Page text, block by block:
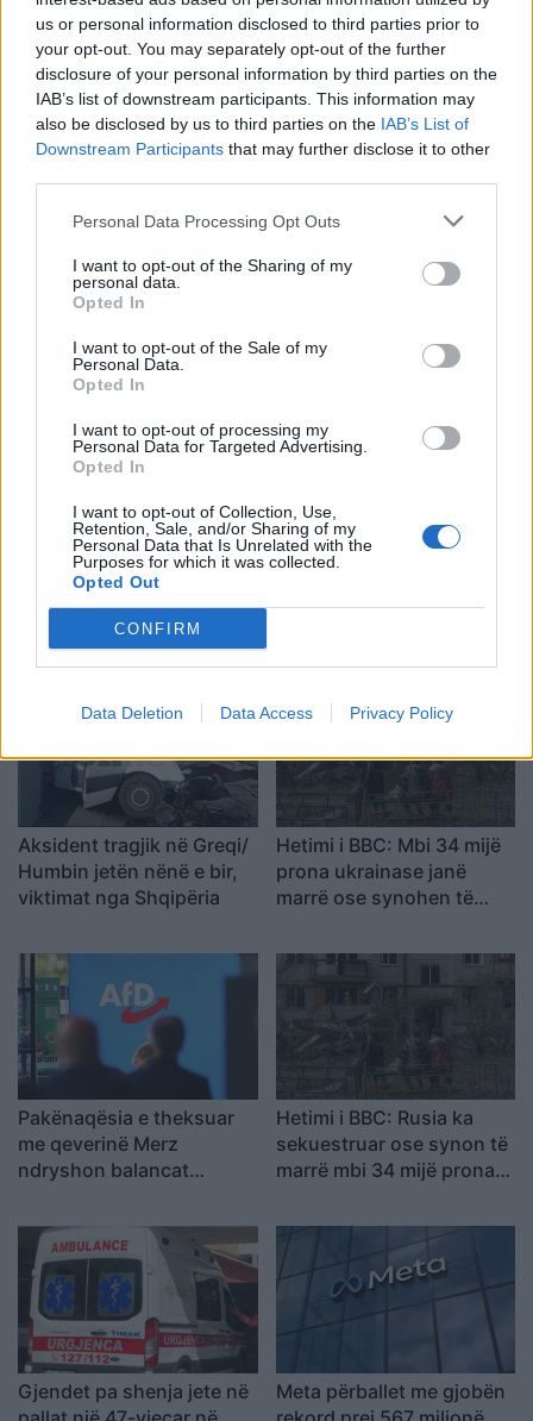
us or personal information disclosed to third parties prior to
your opt-out. You may separately opt-out of the further
disclosure of your personal information by third parties on the
IAB’s list of downstream participants. This information may
also be disclosed by us to third parties on the IAB’s List of
Downstream Participants that may further disclose it to other
Personal Data Processing Opt Outs
I want to opt-out of the Sharing of my
personal data.
Opted In
I want to opt-out of the Sale of my
Personal Data.
Opted In
I want to opt-out of processing my
Personal Data for Targeted Advertising.
Opted In
I want to opt-out of Collection, Use,
Retention, Sale, and/or Sharing of my
Personal Data that Is Unrelated with the
Purposes for which it was collected.
Opted Out
CONFIRM
Data Deletion Data Access Privacy Policy
Shtuarmë23.04.2021 11:13
Fluks në Morinë, mbi 422
mijë udhëtarë në korrik
dhe 90 mijë hyrje në pesë
ditët e para të gushtit
Tajlandë/ Nxënësi vrau
Aksident tragjik në Greqi/
Humbin jetën nënë e bir,
viktimat nga Shqipëria
Hetimi i BBC: Mbi 34 mijë
prona ukrainase janë
marrë ose synohen të
territoret e pushtuara
Pakënaqësia e theksuar
me qeverinë Merz
ndryshon balancat
CDU/CSU-në me rekord
historik
Hetimi i BBC: Rusia ka
sekuestruar ose synon të
marrë mbi 34 mijë prona
pushtuara
Gjendet pa shenja jete në
Meta përballet me gjobën